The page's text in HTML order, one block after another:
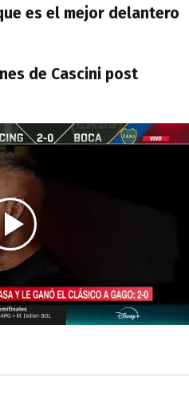
es el mejor delantero
de Cascini post